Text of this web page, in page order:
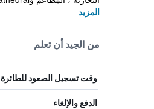
المزيد
من الجيد أن تعلم
وقت تسجيل الصعود للطائرة
الدفع والإلغاء